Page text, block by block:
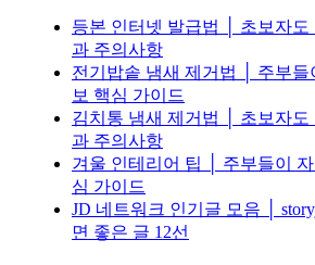
등본 인터넷 발급법 │ 초보자도
과 주의사항
전기밥솥 냄새 제거법 │ 주부들
보 핵심 가이드
김치통 냄새 제거법 │ 초보자도
과 주의사항
겨울 인테리어 팁 │ 주부들이
심 가이드
JD 네트워크 인기글 모음 │
면 좋은 글 12선